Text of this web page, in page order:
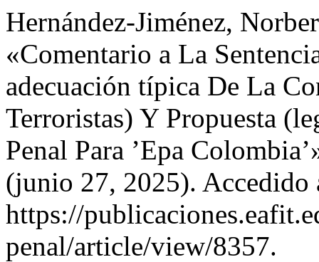
Hernández-Jiménez,
«Comentario a La
adecuación típica De La
Terroristas) Y Propuesta
Penal Para ’Epa
(junio 27, 2025). Accedido
https://
penal/article/view/8357.